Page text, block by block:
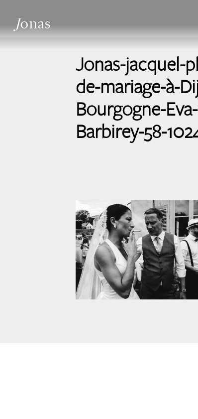
Jonas
Jonas-jacquel-
de-mariage-à-
Bourgogne-
Barbirey-58-